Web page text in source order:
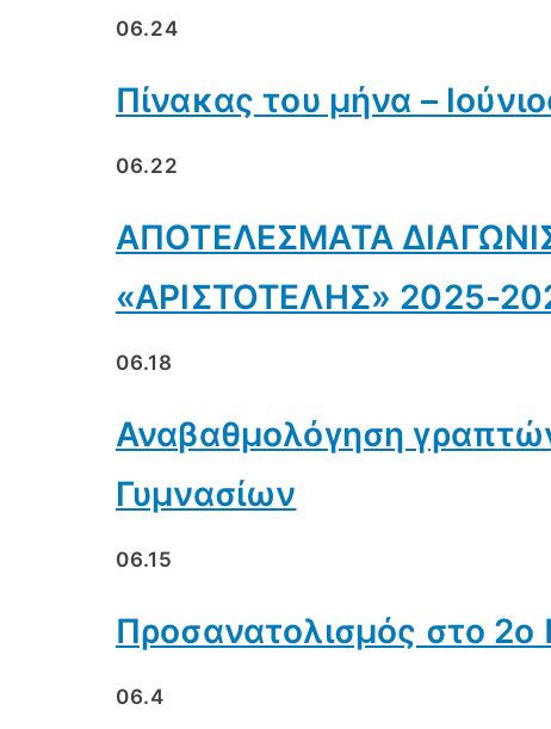
06.24
Πίνακας του μήνα –
06.22
ΑΠΟΤΕΛΕΣΜΑΤΑ
«ΑΡΙΣΤΟΤΕΛΗΣ» 2025-
06.18
Αναβαθμολόγηση
Γυμνασίων
06.15
Προσανατολισμός στο 2ο
06.4